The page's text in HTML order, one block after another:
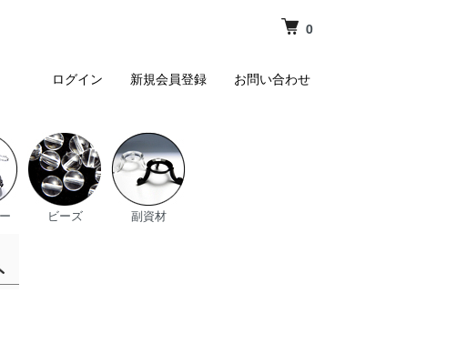
0
ログイン 新規会員登録 お問い合わせ
ビーズ 副資材